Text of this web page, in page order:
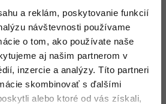
a reklám, poskytovanie funkcií
návštevnosti používame
o tom, ako používate naše
aj našim partnerom v
inzercie a analýzy. Títo partneri
skombinovať s ďalšími
alebo ktoré od vás získali,
-28%